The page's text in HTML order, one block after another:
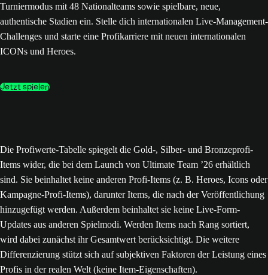
Turniermodus mit 48 Nationalteams sowie spielbare, neue,
authentische Stadien ein. Stelle dich internationalen Live-Management-
Challenges und starte eine Profikarriere mit neuen internationalen
ICONs und Heroes.
Jetzt spielen
Die Profiwerte-Tabelle spiegelt die Gold-, Silber- und Bronzeprofi-
Items wider, die bei dem Launch von Ultimate Team ’26 erhältlich
sind. Sie beinhaltet keine anderen Profi-Items (z. B. Heroes, Icons oder
Kampagne-Profi-Items), darunter Items, die nach der Veröffentlichung
hinzugefügt werden. Außerdem beinhaltet sie keine Live-Form-
Updates aus anderen Spielmodi. Werden Items nach Rang sortiert,
wird dabei zunächst ihr Gesamtwert berücksichtigt. Die weitere
Differenzierung stützt sich auf subjektiven Faktoren der Leistung eines
Profis in der realen Welt (keine Item-Eigenschaften).